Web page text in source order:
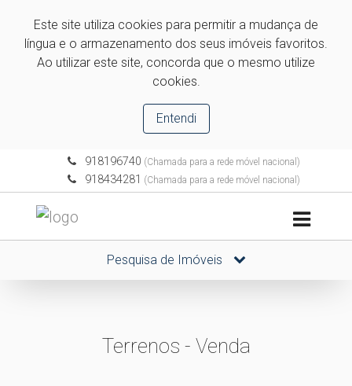
Este site utiliza cookies para permitir a mudança de
língua e o armazenamento dos seus imóveis favoritos.
Ao utilizar este site, concorda que o mesmo utilize
cookies.
Entendi
918196740 (Chamada para a rede móvel nacional)
918434281 (Chamada para a rede móvel nacional)
Pesquisa de Imóveis
Terrenos - Venda